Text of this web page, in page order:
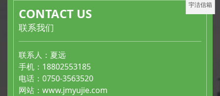
CONTACT US
联系我们
联系人：夏远
手机：18802553185
电话：0750-3563520
网站： www.jmyujie.com
宇洁信箱